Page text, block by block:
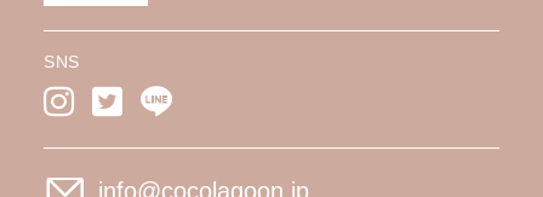
SNS
info@cocolagoon.jp